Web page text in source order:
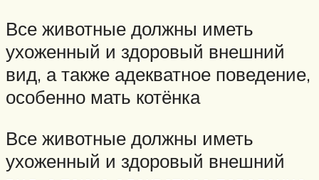
Все животные должны иметь
ухоженный и здоровый внешний
вид, а также адекватное поведение,
особенно мать котёнка
Все животные должны иметь
ухоженный и здоровый внешний